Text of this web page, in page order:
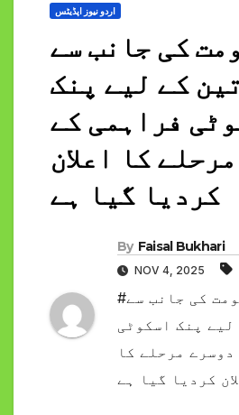
اردو نیوز اپڈیٹس
کی جانب سے
کے لیے پنک
فراہمی کے
کا اعلان
کردیا گیا ہے
By Faisal Bukhari
NOV 4, 2025
#سندھ حکومت کی جانب سے
لیے پنک اسکوٹی
مرحلے کا
کردیا گیا ہے